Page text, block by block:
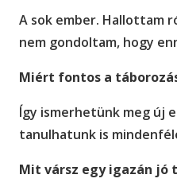
A sok ember. Hallottam
nem gondoltam, hogy
Miért fontos a
Így ismerhetünk meg új
tanulhatunk is
Mit vársz egy igazán jó